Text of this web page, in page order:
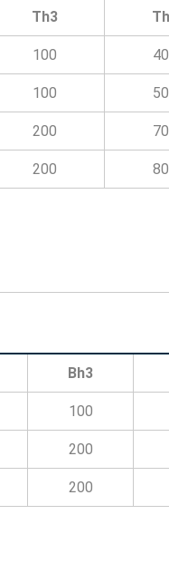
Th3
100
100
200
200
Bh3
100
200
200